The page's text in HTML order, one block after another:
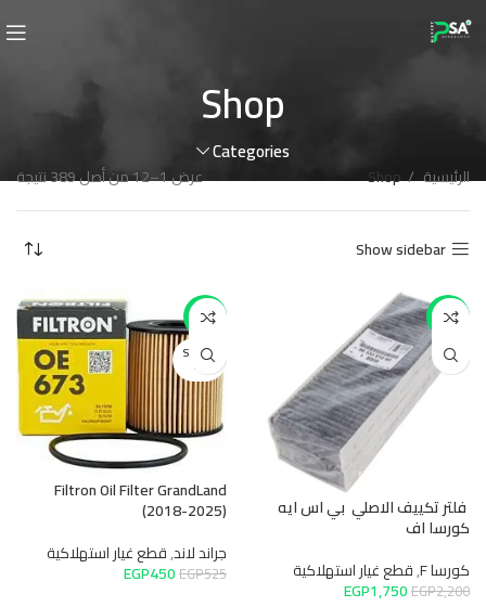
Shop
Categories
الرئيسية Shop عرض 1–12 من أصل 389 نتيجة
Show sidebar
-20%
فلتر تكييف الاصلي بي اس ايه
كورسا اف
كورسا F ,قطع غيار استهلاكية
EGP2,200
EGP1,750
-14%
SOLD O
UT
Filtron Oil Filter GrandLand
(2018-2025)
جراند لاند,قطع غيار استهلاكية
EGP525
EGP450